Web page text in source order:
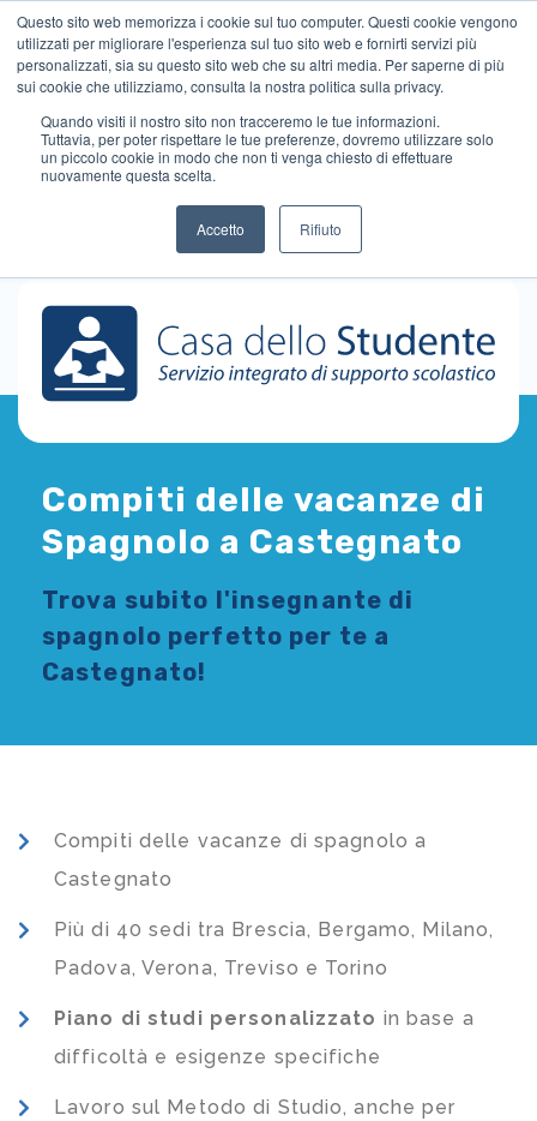
Questo sito web memorizza i cookie sul tuo computer. Questi cookie vengono
utilizzati per migliorare l'esperienza sul tuo sito web e fornirti servizi più
personalizzati, sia su questo sito web che su altri media. Per saperne di più
sui cookie che utilizziamo, consulta la nostra politica sulla privacy.
Quando visiti il ​​nostro sito non tracceremo le tue informazioni.
Tuttavia, per poter rispettare le tue preferenze, dovremo utilizzare solo
un piccolo cookie in modo che non ti venga chiesto di effettuare
nuovamente questa scelta.
Accetto Rifiuto
Compiti delle vacanze di
Spagnolo a Castegnato
Trova subito l'insegnante di
spagnolo perfetto per te a
Castegnato!
Compiti delle vacanze di spagnolo a
Castegnato
Più di 40 sedi tra Brescia, Bergamo, Milano,
Padova, Verona, Treviso e Torino
Piano di studi personalizzato in base a
difficoltà e esigenze specifiche
Lavoro sul Metodo di Studio, anche per